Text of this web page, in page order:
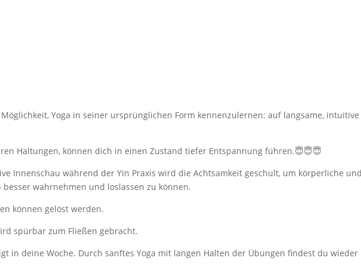
Möglichkeit, Yoga in seiner ursprünglichen Form kennenzulernen: auf langsame,
Haltungen, können dich in einen Zustand tiefer Entspannung führen.😇😇😇
Innenschau während der Yin Praxis wird die Achtsamkeit geschult, um körperliche
wahrnehmen und loslassen zu können.
können gelöst werden.
spürbar zum Fließen gebracht.
in deine Woche. Durch sanftes Yoga mit langen Halten der Übungen findest du wieder